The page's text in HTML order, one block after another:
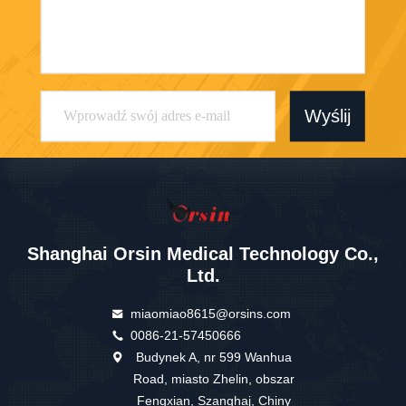
Wyślij
Shanghai Orsin Medical Technology Co.,
Ltd.
miaomiao8615@orsins.com
0086-21-57450666
Budynek A, nr 599 Wanhua
Road, miasto Zhelin, obszar
Fengxian, Szanghaj, Chiny